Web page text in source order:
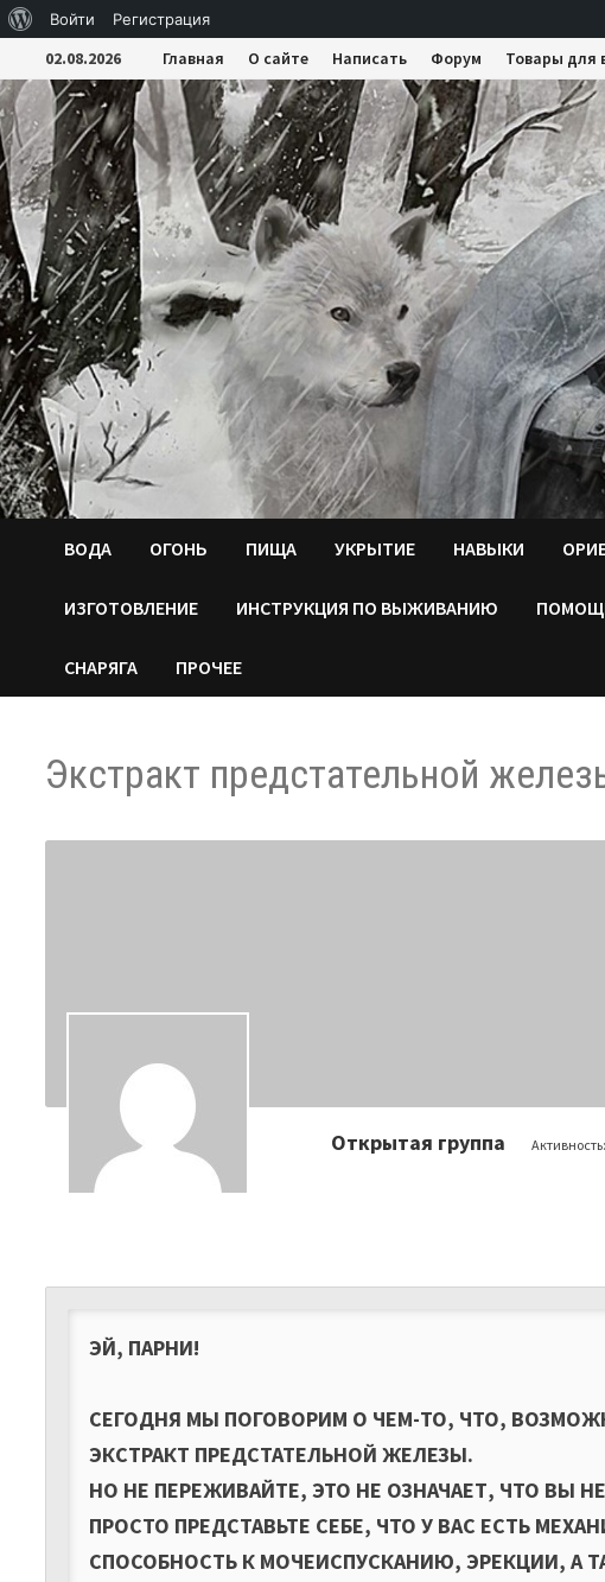
WordPress
Войти Регистрация
Перейти
к
содержимому
02.08.2026 Главная О сайте Написать Форум Товары для
ВОДA ОГОНЬ ПИЩА УКРЫТИЕ НАВЫКИ
ИЗГОТОВЛЕНИЕ ИНСТРУКЦИЯ ПО ВЫЖИВАНИЮ
СНАРЯГА ПРОЧЕЕ
Экстракт предстательной
Открытая группа
ЭЙ, ПАРНИ!
СЕГОДНЯ МЫ ПОГОВОРИМ О ЧЕМ-ТО, ЧТО,
ЭКСТРАКТ ПРЕДСТАТЕЛЬНОЙ ЖЕЛЕЗЫ.
НО НЕ ПЕРЕЖИВАЙТЕ, ЭТО НЕ ОЗНАЧАЕТ, ЧТО ВЫ
ПРОСТО ПРЕДСТАВЬТЕ СЕБЕ, ЧТО У ВАС ЕСТЬ
СПОСОБНОСТЬ К МОЧЕИСПУСКАНИЮ, ЭРЕКЦИИ,